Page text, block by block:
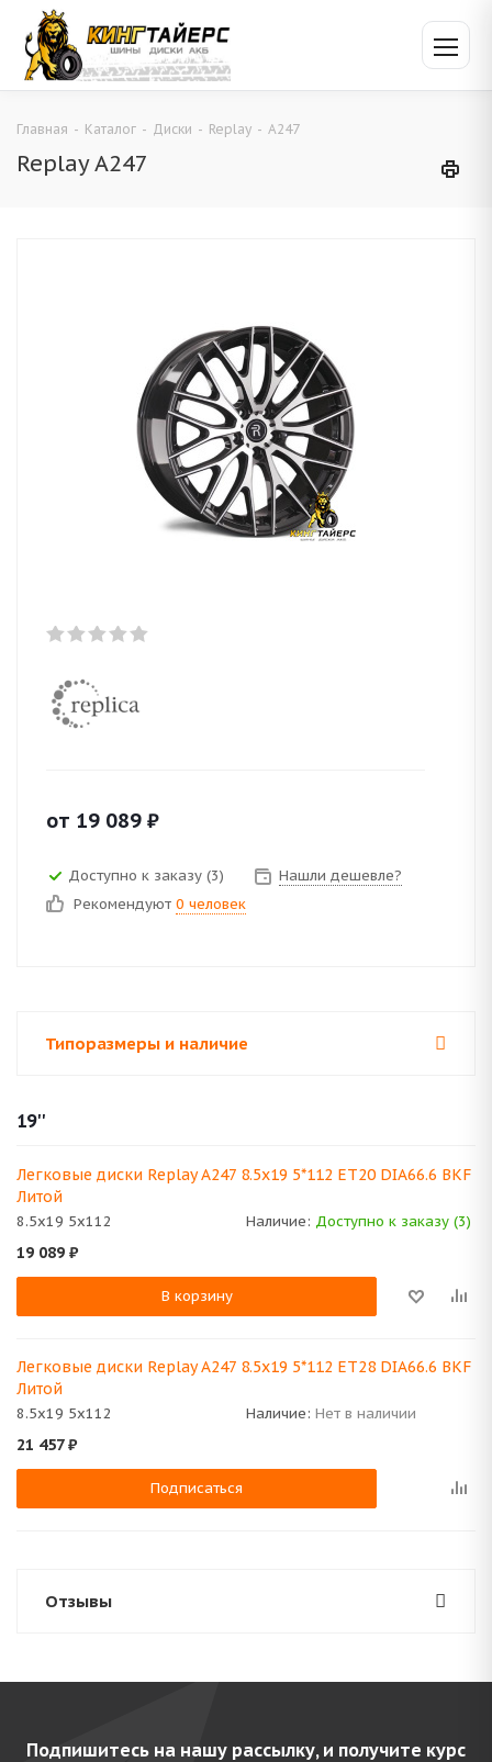
Главная - Каталог - Диски - Replay - A247
Replay A247
от 19 089 ₽
Доступно к заказу (3)
Нашли дешевле?
Рекомендуют 0 человек
Типоразмеры и наличие
19''
Легковые диски Replay A247 8.5x19 5*112 ET20 DIA66.6 BKF
Литой
8.5x19 5x112 Наличие: Доступно к заказу (3)
19 089 ₽
В корзину
Легковые диски Replay A247 8.5x19 5*112 ET28 DIA66.6 BKF
Литой
8.5x19 5x112 Наличие: Нет в наличии
21 457₽
Подписаться
Отзывы
Подпишитесь на нашу рассылку, и получите курс